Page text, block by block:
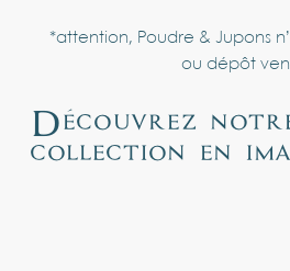
*attention, Poudre & Jupons
ou dépôt
Découvrez
collection en